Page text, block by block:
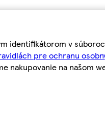
identifikátorom v
pre ochranu
nakupovanie na našom